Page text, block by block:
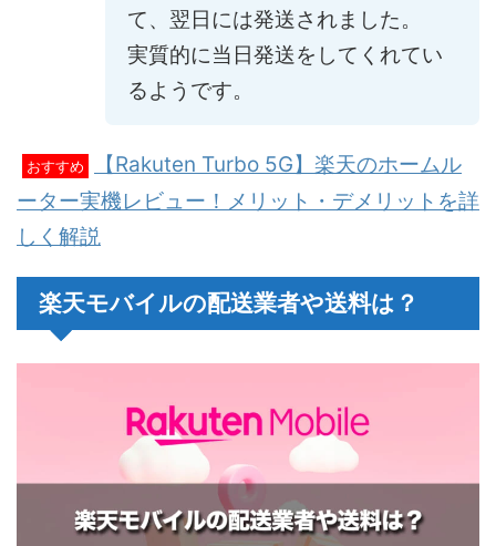
て、翌日には発送されました。
実質的に当日発送をしてくれてい
るようです。
おすすめ
【Rakuten Turbo 5G】楽天のホームル
ーター実機レビュー！メリット・デメリットを詳
しく解説
楽天モバイルの配送業者や送料は？